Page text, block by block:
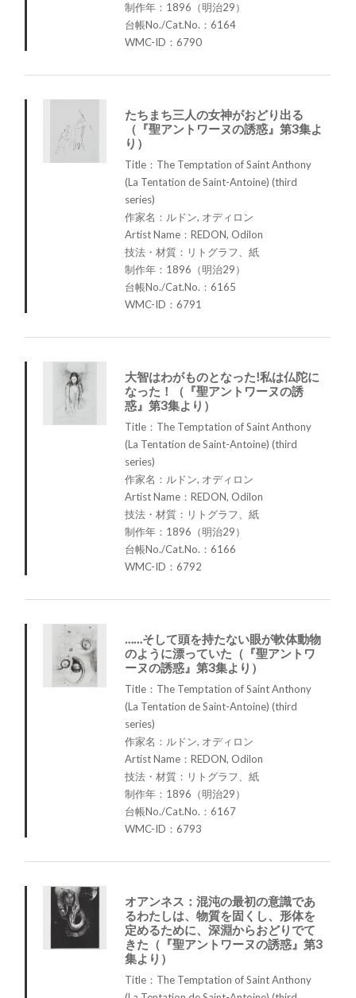
制作年：1896（明治29）
台帳No./Cat.No.：6164
WMC-ID：6790
たちまち三人の女神がおどり出る
（『聖アントワーヌの誘惑』第3集よ
り）
Title：The Temptation of Saint Anthony
(La Tentation de Saint-Antoine) (third
series)
作家名：ルドン, オディロン
Artist Name：REDON, Odilon
技法・材質：リトグラフ、紙
制作年：1896（明治29）
台帳No./Cat.No.：6165
WMC-ID：6791
大智はわがものとなった!私は仏陀に
なった！（『聖アントワーヌの誘
惑』第3集より）
Title：The Temptation of Saint Anthony
(La Tentation de Saint-Antoine) (third
series)
作家名：ルドン, オディロン
Artist Name：REDON, Odilon
技法・材質：リトグラフ、紙
制作年：1896（明治29）
台帳No./Cat.No.：6166
WMC-ID：6792
……そして頭を持たない眼が軟体動物
のように漂っていた（『聖アントワ
ーヌの誘惑』第3集より）
Title：The Temptation of Saint Anthony
(La Tentation de Saint-Antoine) (third
series)
作家名：ルドン, オディロン
Artist Name：REDON, Odilon
技法・材質：リトグラフ、紙
制作年：1896（明治29）
台帳No./Cat.No.：6167
WMC-ID：6793
オアンネス：混沌の最初の意識であ
るわたしは、物質を固くし、形体を
定めるために、深淵からおどりでて
きた（『聖アントワーヌの誘惑』第3
集より）
Title：The Temptation of Saint Anthony